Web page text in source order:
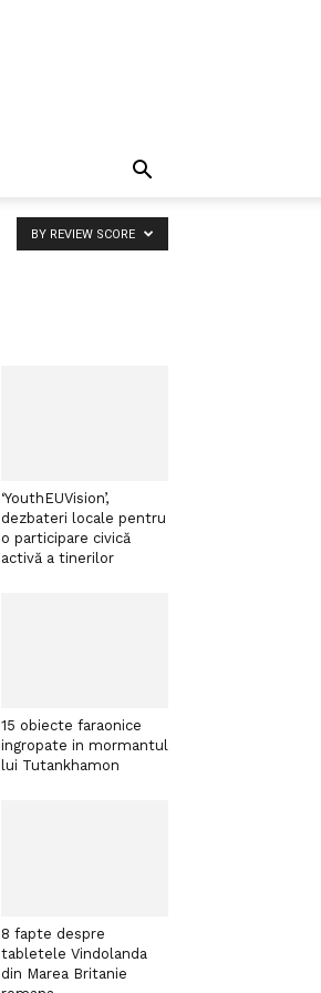
BY REVIEW SCORE
‘YouthEUVision’,
dezbateri locale pentru
o participare civică
activă a tinerilor
15 obiecte faraonice
ingropate in mormantul
lui Tutankhamon
8 fapte despre
tabletele Vindolanda
din Marea Britanie